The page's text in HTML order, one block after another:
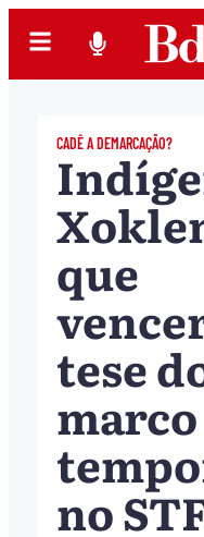
CADÊ A DEMARCAÇÃO?
que
tese
marco
no